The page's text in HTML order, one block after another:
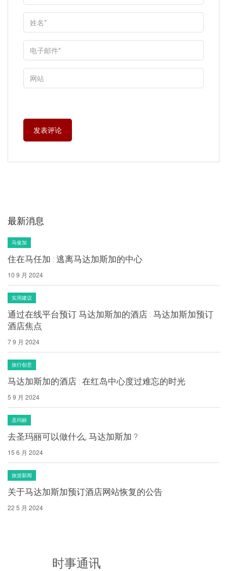
最新消息
马俊加
住在马任加 : 逃离马达加斯加的中心
10 9 月 2024
实用建议
通过在线平台预订 马达加斯加的酒店 : 马达加斯加预订
酒店焦点
7 9 月 2024
旅行创意
马达加斯加的酒店 : 在红岛中心度过难忘的时光
5 9 月 2024
圣玛丽
去圣玛丽可以做什么, 马达加斯加 ?
15 6 月 2024
旅游新闻
关于马达加斯加预订酒店网站恢复的公告
22 5 月 2024
时事通讯